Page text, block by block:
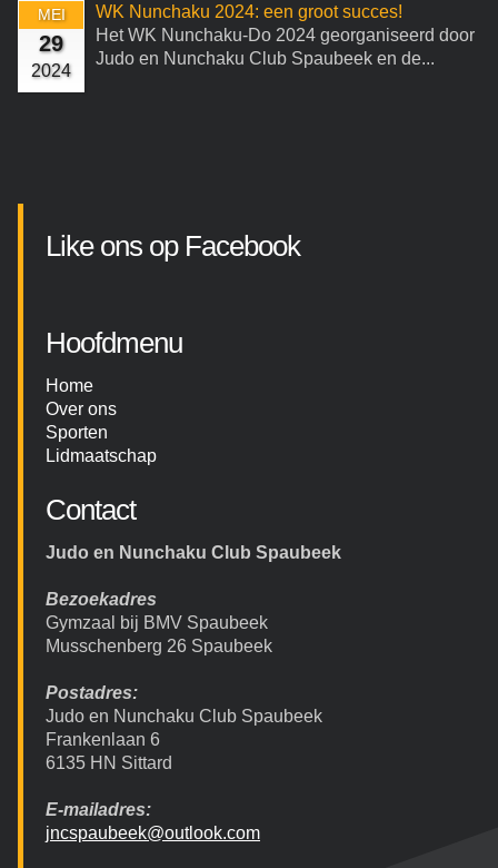
MEI
29
2024
WK Nunchaku 2024: een groot succes!
Het WK Nunchaku-Do 2024 georganiseerd door
Judo en Nunchaku Club Spaubeek en de...
Like ons op Facebook
Hoofdmenu
Home
Over ons
Sporten
Lidmaatschap
Contact
Judo en Nunchaku Club Spaubeek
Bezoekadres
Gymzaal bij BMV Spaubeek
Musschenberg 26 Spaubeek
Postadres:
Judo en Nunchaku Club Spaubeek
Frankenlaan 6
6135 HN Sittard
E-mailadres:
jncspaubeek@outlook.com